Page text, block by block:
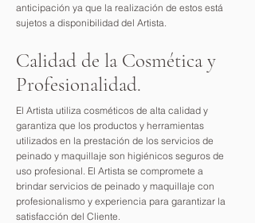
anticipación ya que la realización de estos está
sujetos a disponibilidad del Artista.
Calidad de la Cosmética y
Profesionalidad.
El Artista utiliza cosméticos de alta calidad y
garantiza que los productos y herramientas
utilizados en la prestación de los servicios de
peinado y maquillaje son higiénicos seguros de
uso profesional. El Artista se compromete a
brindar servicios de peinado y maquillaje con
profesionalismo y experiencia para garantizar la
satisfacción del Cliente.